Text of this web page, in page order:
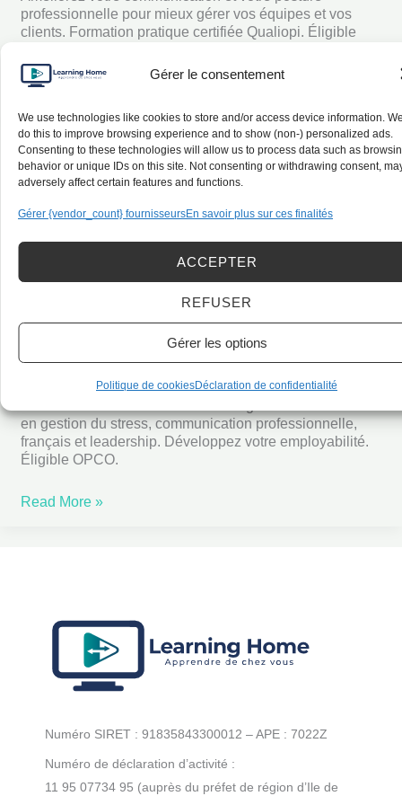
Gérer le consentement
We use technologies like cookies to store and/or access device information.
do this to improve browsing experience and to show (non-) personalized ads.
Consenting to these technologies will allow us to process data such as
behavior or unique IDs on this site. Not consenting or withdrawing consent,
adversely affect certain features and functions.
Gérer {vendor_count} fournisseursEn savoir plus sur ces finalités
ACCEPTER
REFUSER
Gérer les options
Politique de cookiesDéclaration de confidentialité
professionnelle pour mieux gérer vos équipes et vos
clients. Formation pratique certifiée Qualiopi. Éligible
communication
valoriser
posture
professionnelle
Read More »
Compétences Transversales & Posture professionnelle
en gestion du stress, communication professionnelle,
français et leadership. Développez votre employabilité.
Éligible OPCO.
Compétences
Transversales
&
Posture
Read More »
Numéro SIRET : 91835843300012 – APE : 7022Z
Numéro de déclaration d’activité :
11 95 07734 95 (auprès du préfet de région d’Ile de